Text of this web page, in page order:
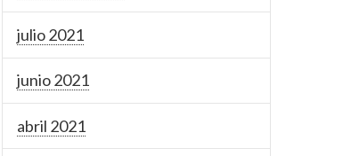
julio 2021
junio 2021
abril 2021